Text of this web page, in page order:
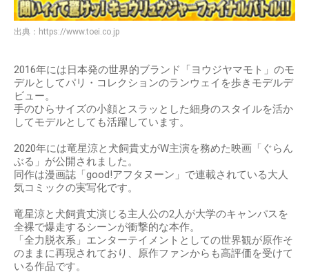
出典： https://www.toei.co.jp
2016年には日本発の世界的ブランド「ヨウジヤマモト」のモ
デルとしてパリ・コレクションのランウェイを歩きモデルデ
ビュー。
手のひらサイズの小顔とスラッとした細身のスタイルを活か
してモデルとしても活躍しています。
2020年には竜星涼と犬飼貴丈がW主演を務めた映画「ぐらん
ぶる」が公開されました。
同作は漫画誌「good!アフタヌーン」で連載されている大人
気コミックの実写化です。
竜星涼と犬飼貴丈演じる主人公の2人が大学のキャンパスを
全裸で爆走するシーンが衝撃的な本作。
「全力脱衣系」エンターテイメントとしての世界観が原作そ
のままに再現されており、原作ファンからも高評価を受けて
いる作品です。